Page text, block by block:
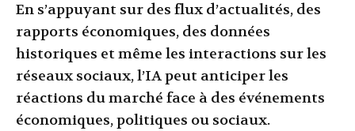
En s’appuyant sur des flux d’actualités, des
rapports économiques, des données
historiques et même les interactions sur les
réseaux sociaux, l’IA peut anticiper les
réactions du marché face à des événements
économiques, politiques ou sociaux.